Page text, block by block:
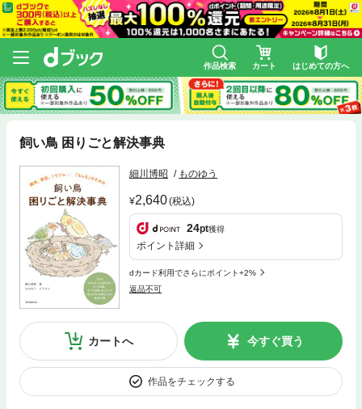
作品検索 カート はじめての方へ
飼い鳥 困りごと解決事典
細川博昭 ものゆう
2,640(税込)
24pt獲得
ポイント詳細
dカード利用でさらにポイント+2%
返品不可
カートへ 今すぐ買う
作品をチェックする